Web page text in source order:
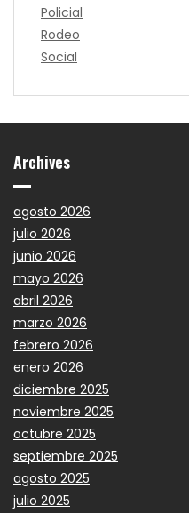
Policial
Rodeo
Social
Archives
agosto 2026
julio 2026
junio 2026
mayo 2026
abril 2026
marzo 2026
febrero 2026
enero 2026
diciembre 2025
noviembre 2025
octubre 2025
septiembre 2025
agosto 2025
julio 2025